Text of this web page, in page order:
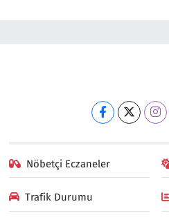
Nöbetçi Eczaneler
Trafik Durumu